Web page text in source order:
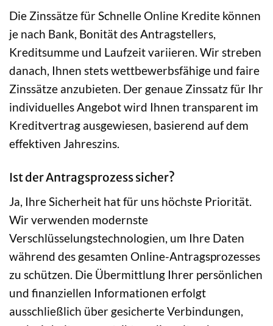
Die Zinssätze für Schnelle Online Kredite können
je nach Bank, Bonität des Antragstellers,
Kreditsumme und Laufzeit variieren. Wir streben
danach, Ihnen stets wettbewerbsfähige und faire
Zinssätze anzubieten. Der genaue Zinssatz für Ihr
individuelles Angebot wird Ihnen transparent im
Kreditvertrag ausgewiesen, basierend auf dem
effektiven Jahreszins.
Ist der Antragsprozess sicher?
Ja, Ihre Sicherheit hat für uns höchste Priorität.
Wir verwenden modernste
Verschlüsselungstechnologien, um Ihre Daten
während des gesamten Online-Antragsprozesses
zu schützen. Die Übermittlung Ihrer persönlichen
und finanziellen Informationen erfolgt
ausschließlich über gesicherte Verbindungen,